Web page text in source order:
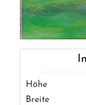
Höhe
Breite